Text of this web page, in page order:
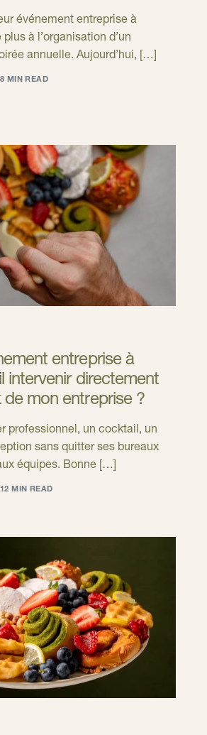
événement entreprise à
à l’organisation d’un
annuelle. Aujourd’hui, […]
8 MIN READ
entreprise à
intervenir directement
mon entreprise ?
professionnel, un cocktail, un
sans quitter ses bureaux
équipes. Bonne […]
12 MIN READ